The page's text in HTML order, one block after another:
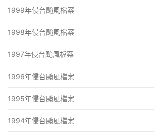
1999年侵台颱風檔案
1998年侵台颱風檔案
1997年侵台颱風檔案
1996年侵台颱風檔案
1995年侵台颱風檔案
1994年侵台颱風檔案